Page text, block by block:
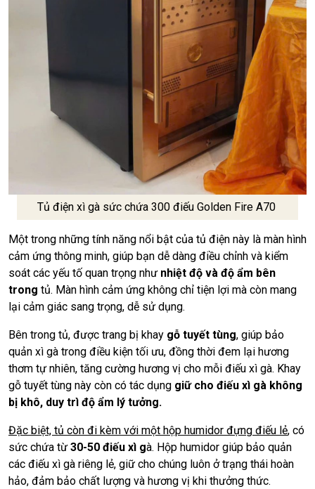
Tủ điện xì gà sức chứa 300 điếu Golden Fire A70
Một trong những tính năng nổi bật của tủ điện này là màn hình
cảm ứng thông minh, giúp bạn dễ dàng điều chỉnh và kiểm
soát các yếu tố quan trọng như nhiệt độ và độ ẩm bên
trong tủ. Màn hình cảm ứng không chỉ tiện lợi mà còn mang
lại cảm giác sang trọng, dễ sử dụng.
Bên trong tủ, được trang bị khay gỗ tuyết tùng, giúp bảo
quản xì gà trong điều kiện tối ưu, đồng thời đem lại hương
thơm tự nhiên, tăng cường hương vị cho mỗi điếu xì gà. Khay
gỗ tuyết tùng này còn có tác dụng giữ cho điếu xì gà không
bị khô, duy trì độ ẩm lý tưởng.
Đặc biệt, tủ còn đi kèm với một hộp humidor đựng điếu lẻ, có
sức chứa từ 30-50 điếu xì gà. Hộp humidor giúp bảo quản
các điếu xì gà riêng lẻ, giữ cho chúng luôn ở trạng thái hoàn
hảo, đảm bảo chất lượng và hương vị khi thưởng thức.